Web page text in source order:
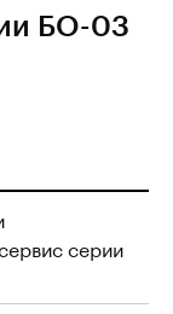
БО-03
серии